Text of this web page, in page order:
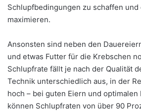
Schlupfbedingungen zu schaffen und
maximieren.
Ansonsten sind neben den
und etwas Futter für die Krebschen
Schlupfrate fällt je nach der Qualität
Technik unterschiedlich aus, in der
hoch – bei guten Eiern und optimalen
können Schlupfraten von über 90